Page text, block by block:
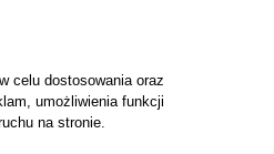
celu dostosowania oraz
umożliwienia funkcji
na stronie.